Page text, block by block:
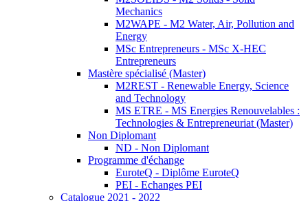
Mechanics
M2WAPE - M2 Water, Air, Pollution and
Energy
MSc Entrepreneurs - MSc X-HEC
Entrepreneurs
Mastère spécialisé (Master)
M2REST - Renewable Energy, Science
and Technology
MS ETRE - MS Energies Renouvelables :
Technologies & Entrepreneuriat (Master)
Non Diplomant
ND - Non Diplomant
Programme d'échange
EuroteQ - Diplôme EuroteQ
PEI - Echanges PEI
Catalogue 2021 - 2022